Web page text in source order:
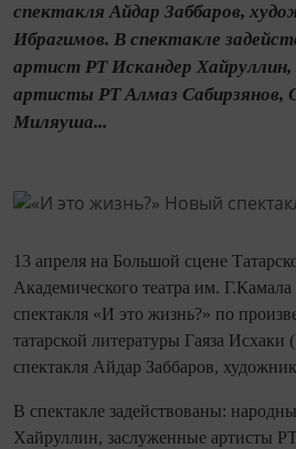
спектакля Айдар Заббаров,
Ибрагимов. В спектакле
артист РТ Искандер
артисты РТ Алмаз Сабирзянов,
Миляуша...
13 апреля на Большой сцене
Академического театра им. Г.Камала
спектакля «И это жизнь?» по
татарской литературы Гаяза Исхаки
спектакля Айдар Заббаров,
В спектакле задействованы:
Хайруллин, заслуженные артисты